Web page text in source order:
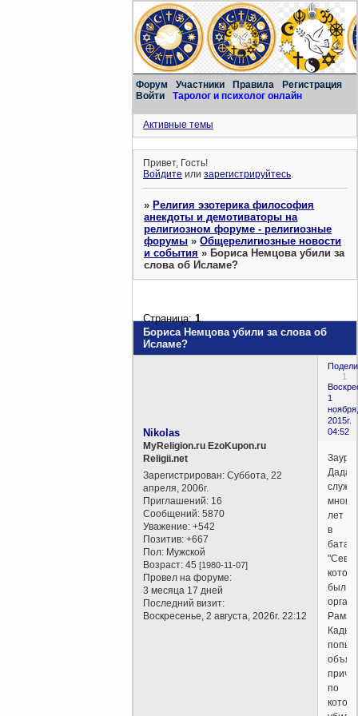
Форум Участники Правила
Регистрация
Войти
Таролог и психолог онлайн
Активные темы
Привет, Гость!
Войдите илизарегистрируйтесь.
»Религия эзотерика философия
анекдоты и демотиваторы на
религиозном форуме - религиозные
форумы »Общерелигиозные новости
и события »Бориса Немцова убили за
слова об Исламе?
Бориса Немцова убили за слова об
Исламе?
Страница:1
1
1
ноября,
2015г.
04:52
Nikolas
MyReligion.ru EzoKupon.ru
Religii.net
Зарегистрирован: Суббота, 22
апреля, 2006г.
Приглашений: 16
Сообщений: 5870
Уважение: +542
Позитив: +667
Пол: Мужской
Возраст: 45[1980-11-07]
Провел на форуме:
3 месяца 17 дней
Последний визит:
Воскресенье, 2 августа, 2026г. 22:12
Заур
много
лет
в
был
по